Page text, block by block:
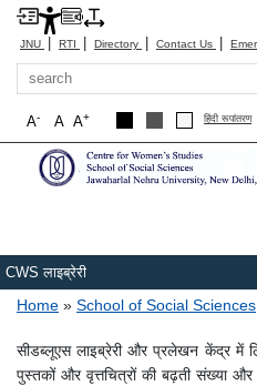
JNU | RTI | Directory | Contact Us |
Search
A+
A
A- हिंदी रूपांतरण
CWS लाइब्रेरी
Breadcrumb
Home School of Social Sciences
सीडब्लूएस लाइब्रेरी और प्रलेखन केंद्र में
पुस्तकों और वृत्तचित्रों की बढ़ती संख्या